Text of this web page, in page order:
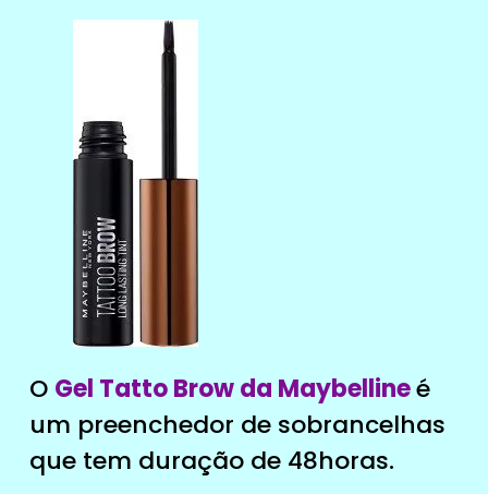
O Gel Tatto Brow da Maybellineé
um preenchedor de sobrancelhas
que tem duração de 48horas.